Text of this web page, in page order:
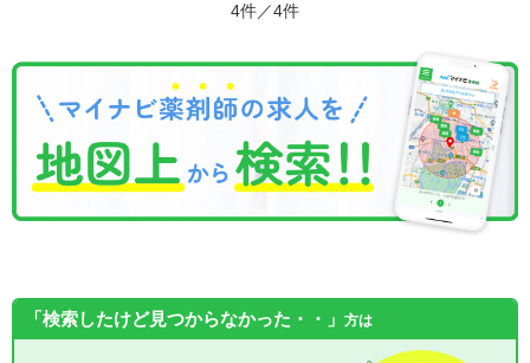
4件／4件
「検索したけど見つからなかった・・」 方は